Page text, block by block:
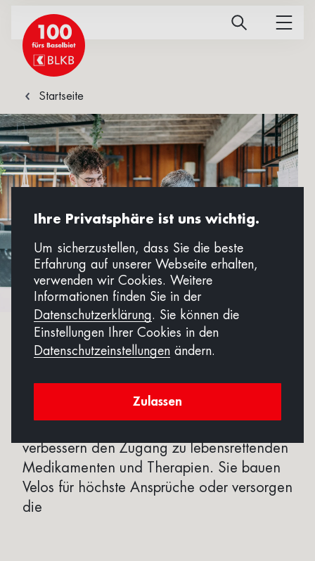
Startseite
Erfolgsgeschichten
Erfolgsgeschichten unserer Start-ups und
verbessern den Zugang zu lebensrettenden
Medikamenten und Therapien. Sie bauen
Velos für höchste Ansprüche oder versorgen
die
Ihre Privatsphäre ist uns wichtig.
Um sicherzustellen, dass Sie die beste
Erfahrung auf unserer Webseite erhalten,
verwenden wir Cookies. Weitere
Informationen finden Sie in der
Datenschutzerklärung. Sie können die
Einstellungen Ihrer Cookies in den
Datenschutzeinstellungen ändern.
Zulassen